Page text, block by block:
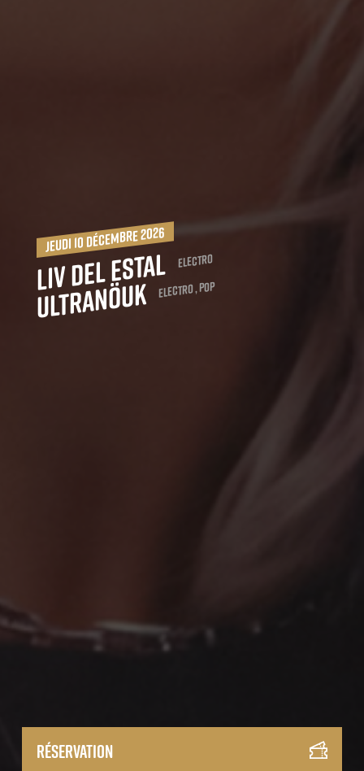
jeudi 10 décembre 2026
Liv del Estal Electro
Ultranöuk Electro , Pop
Réservation